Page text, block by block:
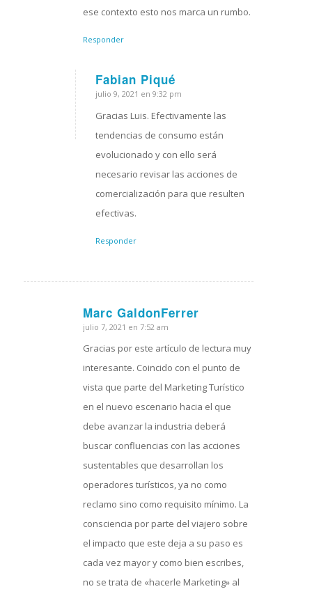
ese contexto esto nos marca un rumbo.
Responder
Fabian Piqué
Dice:
julio 9, 2021 en 9:32 pm
Gracias Luis. Efectivamente las
tendencias de consumo están
evolucionado y con ello será
necesario revisar las acciones de
comercialización para que resulten
efectivas.
Responder
Marc GaldonFerrer
Dice:
julio 7, 2021 en 7:52 am
Gracias por este artículo de lectura muy
interesante. Coincido con el punto de
vista que parte del Marketing Turístico
en el nuevo escenario hacia el que
debe avanzar la industria deberá
buscar confluencias con las acciones
sustentables que desarrollan los
operadores turísticos, ya no como
reclamo sino como requisito mínimo. La
consciencia por parte del viajero sobre
el impacto que este deja a su paso es
cada vez mayor y como bien escribes,
no se trata de «hacerle Marketing» al